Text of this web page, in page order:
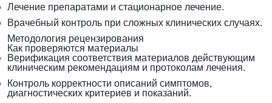
Лечение препаратами и стационарное лечение.
Врачебный контроль при сложных клинических случаях.
Методология рецензирования
Как проверяются материалы
Верификация соответствия материалов действующим
клиническим рекомендациям и протоколам лечения.
Контроль корректности описаний симптомов,
диагностических критериев и показаний.